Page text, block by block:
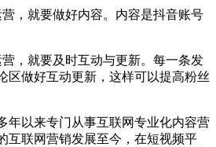
就要做好内容。内容是抖音账号
就要及时互动与更新。每一条发
区做好互动更新，这样可以提高粉丝
以来专门从事互联网专业化内容营
互联网营销发展至今，在短视频平